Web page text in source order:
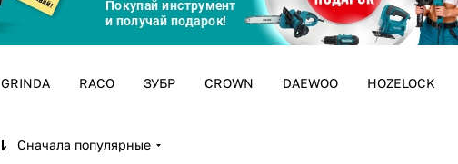
GRINDA RACO ЗУБР CROWN DAEWOO HOZELOCK
Сначала популярные